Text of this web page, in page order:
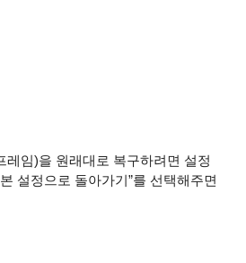
레임)을 원래대로 복구하려면 설정
설정으로 돌아가기”를 선택해주면